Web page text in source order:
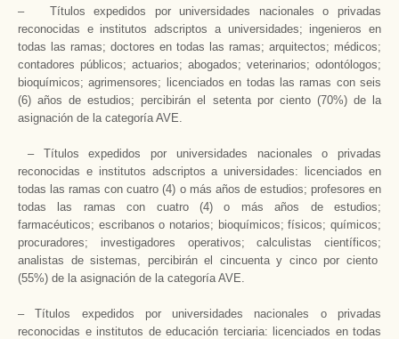
– Títulos expedidos por universidades nacionales o privadas
reconocidas e institutos adscriptos a universidades; ingenieros en
todas las ramas; doctores en todas las ramas; arquitectos; médicos;
contadores públicos; actuarios; abogados; veterinarios; odontólogos;
bioquímicos; agrimensores; licenciados en todas las ramas con seis
(6) años de estudios; percibirán el setenta por ciento (70%) de la
asignación de la categoría AVE.
– Títulos expedidos por universidades nacionales o privadas
reconocidas e institutos adscriptos a universidades: licenciados en
todas las ramas con cuatro (4) o más años de estudios; profesores en
todas las ramas con cuatro (4) o más años de estudios;
farmacéuticos; escribanos o notarios; bioquímicos; físicos; químicos;
procuradores; investigadores operativos; calculistas científicos;
analistas de sistemas, percibirán el cincuenta y cinco por ciento
(55%) de la asignación de la categoría AVE.
– Títulos expedidos por universidades nacionales o privadas
reconocidas e institutos de educación terciaria: licenciados en todas